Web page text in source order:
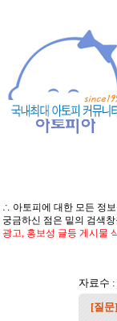
∴ 아토피에 대한 모든 정
궁금하신 점은 밑의 검색
광고, 홍보성 글등 게시물
자료수 :
[질문]